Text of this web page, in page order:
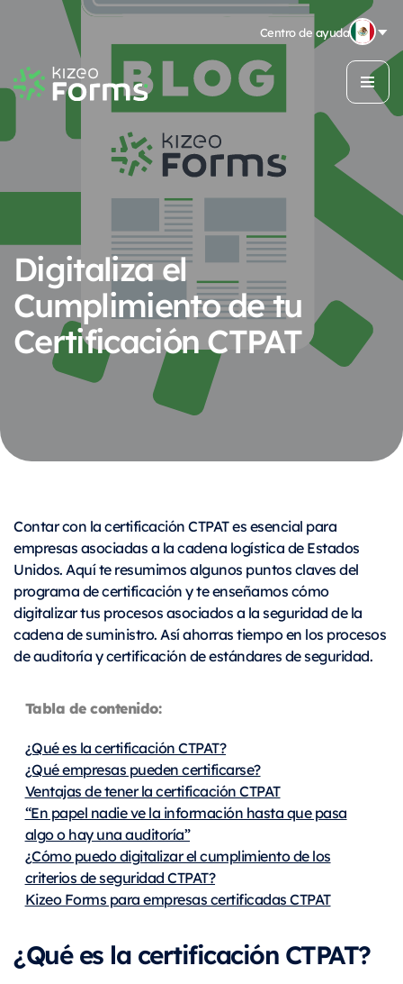
Centro de ayuda
Digitaliza el
Cumplimiento de tu
Certificación CTPAT
Contar con la certificación CTPAT es esencial para
empresas asociadas a la cadena logística de Estados
Unidos. Aquí te resumimos algunos puntos claves del
programa de certificación y te enseñamos cómo
digitalizar tus procesos asociados a la seguridad de la
cadena de suministro. Así ahorras tiempo en los procesos
de auditoría y certificación de estándares de seguridad.
Tabla de contenido:
¿Qué es la certificación CTPAT?
¿Qué empresas pueden certificarse?
Ventajas de tener la certificación CTPAT
“En papel nadie ve la información hasta que pasa
algo o hay una auditoría”
¿Cómo puedo digitalizar el cumplimiento de los
criterios de seguridad CTPAT?
Kizeo Forms para empresas certificadas CTPAT
¿Qué es la certificación CTPAT?